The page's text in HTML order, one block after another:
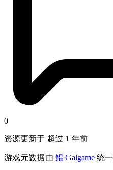
0
资源更新于 超过 1 年前
游戏元数据由 鲲 Galgame 统